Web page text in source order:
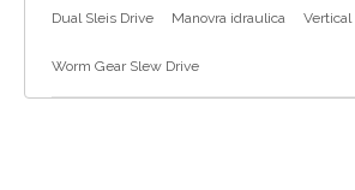
Dual Sleis Drive Manovra idraulica Vertical
Worm Gear Slew Drive